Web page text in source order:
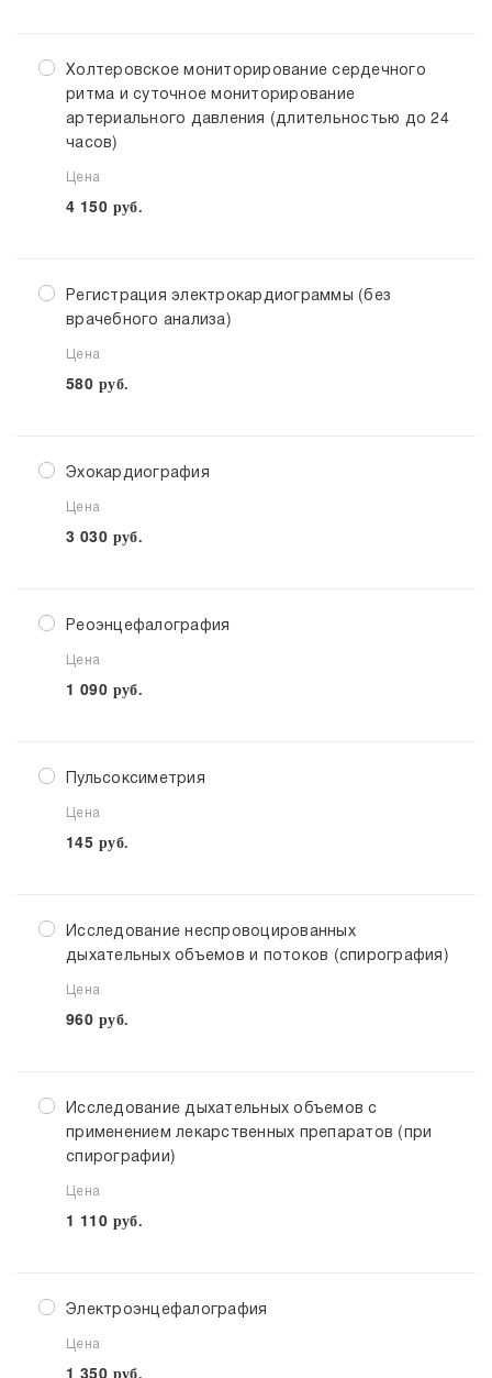
Холтеровское мониторирование сердечного
ритма и суточное мониторирование
артериального давления (длительностью до 24
часов)
Цена
4 150 руб.
Регистрация электрокардиограммы (без
врачебного анализа)
Цена
580 руб.
Эхокардиография
Цена
3 030 руб.
Реоэнцефалография
Цена
1 090 руб.
Пульсоксиметрия
Цена
145 руб.
Исследование неспровоцированных
дыхательных объемов и потоков (спирография)
Цена
960 руб.
Исследование дыхательных объемов с
применением лекарственных препаратов (при
спирографии)
Цена
1 110 руб.
Электроэнцефалография
Цена
1 350 руб.